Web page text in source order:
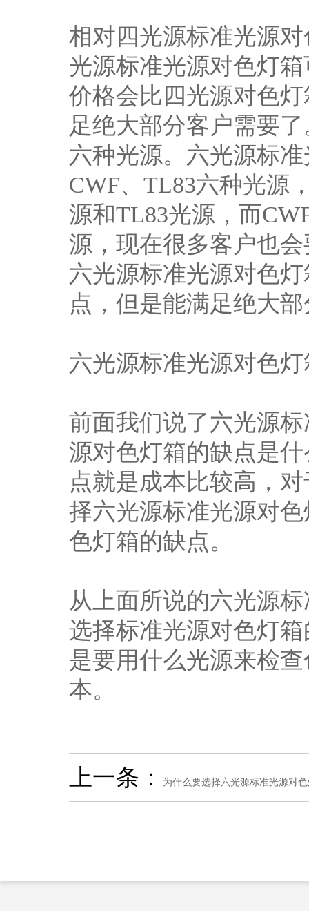
相对四光源标准光源
光源标准光源对色灯
价格会比四光源对色
足绝大部分客户需要
六种光源。六光源标
CWF、TL83六种光源
源和TL83光源，而
源，现在很多客户也
六光源标准光源对色
点，但是能满足绝大
六光源标准光源对色
前面我们说了六光源
源对色灯箱的缺点是
点就是成本比较高，
择六光源标准光源对
色灯箱的缺点。
从上面所说的六光源
选择标准光源对色灯
是要用什么光源来检
本。
上一条： 为什么要选择六光源标准光源对